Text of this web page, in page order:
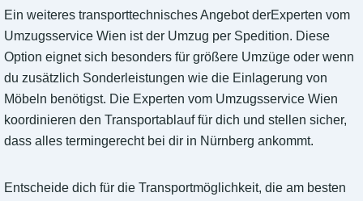
Ein weiteres transporttechnisches Angebot derExperten vom
Umzugsservice Wien ist der Umzug per Spedition. Diese
Option eignet sich besonders für größere Umzüge oder wenn
du zusätzlich Sonderleistungen wie die Einlagerung von
Möbeln benötigst. Die Experten vom Umzugsservice Wien
koordinieren den Transportablauf für dich und stellen sicher,
dass alles termingerecht bei dir in Nürnberg ankommt.
Entscheide dich für die Transportmöglichkeit, die am besten